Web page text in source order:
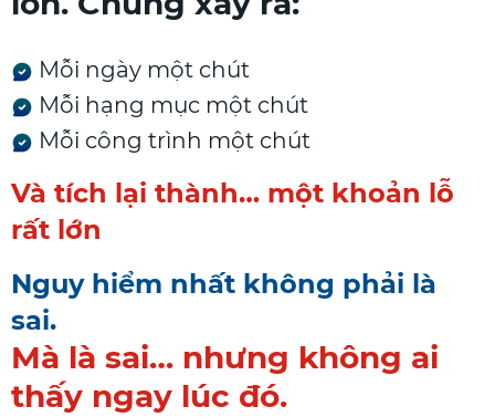
Mỗi ngày một chút
Mỗi hạng mục một chút
Mỗi công trình một chút
Và tích lại thành… một khoản lỗ
rất lớn
Nguy hiểm nhất không phải là
sai.
Mà là sai… nhưng không ai
thấy ngay lúc đó.